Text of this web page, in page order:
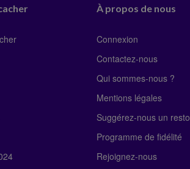
À propos de nous
Connexion
Contactez-nous
Qui sommes-nous ?
Mentions légales
Suggérez-nous un resto
Programme de fidélité
Rejoignez-nous